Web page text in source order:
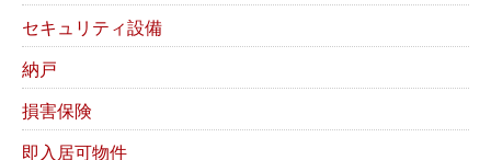
セキュリティ設備
納戸
損害保険
即入居可物件